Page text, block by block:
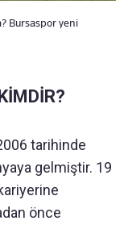
Bursaspor yeni
tarihinde
gelmiştir. 19
önce